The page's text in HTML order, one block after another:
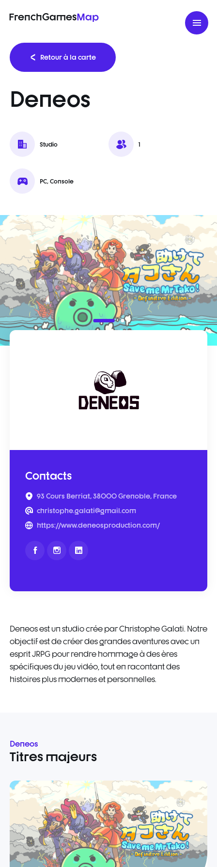
FrenchGamesMap
Retour à la carte
Deneos
Studio 1
PC, Console
Contacts
93 Cours Berriat, 38000 Grenoble, France
christophe.galati@gmail.com
https://www.deneosproduction.com/
Deneos est un studio crée par Christophe Galati. Notre
objectif est de créer des grandes aventures avec un
esprit JRPG pour rendre hommage à des ères
spécifiques du jeu vidéo, tout en racontant des
histoires plus modernes et personnelles.
Deneos
Titres majeurs